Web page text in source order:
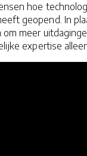
hoe
geopend. In
meer
expertise